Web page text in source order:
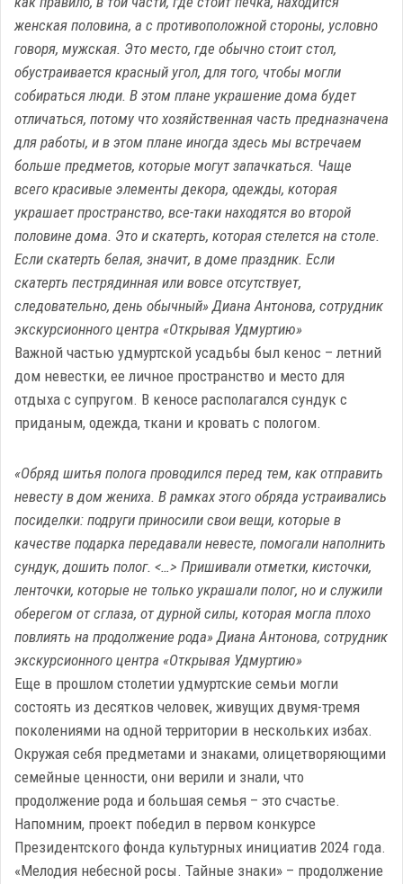
женская половина, а с противоположной стороны, условно
говоря, мужская. Это место, где обычно стоит стол,
обустраивается красный угол, для того, чтобы могли
собираться люди. В этом плане украшение дома будет
отличаться, потому что хозяйственная часть предназначена
для работы, и в этом плане иногда здесь мы встречаем
больше предметов, которые могут запачкаться. Чаще
всего красивые элементы декора, одежды, которая
украшает пространство, все-таки находятся во второй
половине дома. Это и скатерть, которая стелется на столе.
Если скатерть белая, значит, в доме праздник. Если
скатерть пестрядинная или вовсе отсутствует,
следовательно, день обычный» Диана Антонова, сотрудник
экскурсионного центра «Открывая Удмуртию»
Важной частью удмуртской усадьбы был кенос – летний
дом невестки, ее личное пространство и место для
отдыха с супругом. В кеносе располагался сундук с
приданым, одежда, ткани и кровать с пологом.
«Обряд шитья полога проводился перед тем, как отправить
невесту в дом жениха. В рамках этого обряда устраивались
посиделки: подруги приносили свои вещи, которые в
качестве подарка передавали невесте, помогали наполнить
сундук, дошить полог. <…> Пришивали отметки, кисточки,
ленточки, которые не только украшали полог, но и служили
оберегом от сглаза, от дурной силы, которая могла плохо
повлиять на продолжение рода» Диана Антонова, сотрудник
экскурсионного центра «Открывая Удмуртию»
Еще в прошлом столетии удмуртские семьи могли
состоять из десятков человек, живущих двумя-тремя
поколениями на одной территории в нескольких избах.
Окружая себя предметами и знаками, олицетворяющими
семейные ценности, они верили и знали, что
продолжение рода и большая семья – это счастье.
Напомним, проект победил в первом конкурсе
Президентского фонда культурных инициатив 2024 года.
«Мелодия небесной росы. Тайные знаки» – продолжение